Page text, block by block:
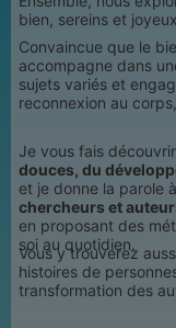
bien, sereins et
Convaincue que le
accompagne dans
sujets variés et
reconnexion au
Je vous fais
douces, du
et je donne la parole à
chercheurs et
en proposant des
soi au quotidien.
Vous y trouverez
histoires de
transformation des